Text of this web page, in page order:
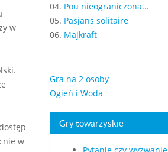
w
w
04. Pou nieograniczona...
05. Pasjans solitaire
06. Majkraft
Gra na 2 osoby
Ogień i Woda
Gry towarzyskie